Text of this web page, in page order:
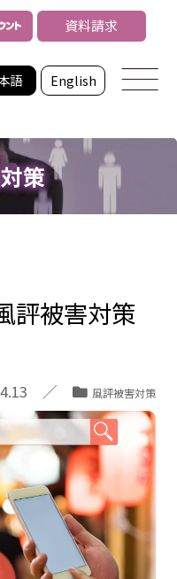
語 English
資料請求
策
評被害対策
風評被害対策